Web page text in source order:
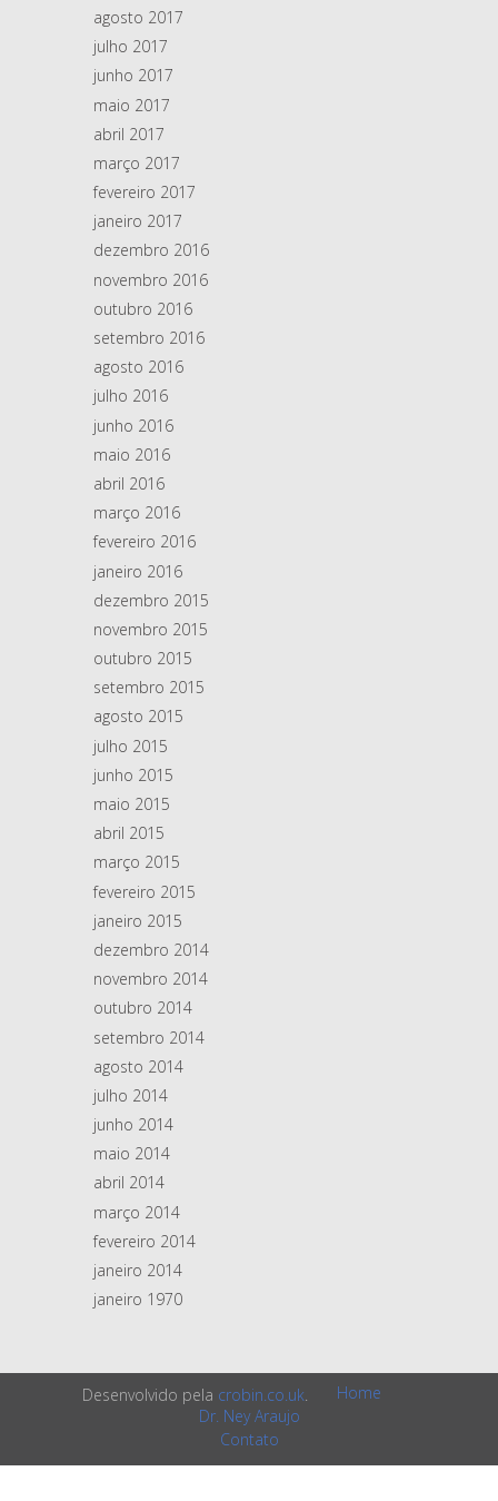
agosto 2017
julho 2017
junho 2017
maio 2017
abril 2017
março 2017
fevereiro 2017
janeiro 2017
dezembro 2016
novembro 2016
outubro 2016
setembro 2016
agosto 2016
julho 2016
junho 2016
maio 2016
abril 2016
março 2016
fevereiro 2016
janeiro 2016
dezembro 2015
novembro 2015
outubro 2015
setembro 2015
agosto 2015
julho 2015
junho 2015
maio 2015
abril 2015
março 2015
fevereiro 2015
janeiro 2015
dezembro 2014
novembro 2014
outubro 2014
setembro 2014
agosto 2014
julho 2014
junho 2014
maio 2014
abril 2014
março 2014
fevereiro 2014
janeiro 2014
janeiro 1970
Desenvolvido pela crobin.co.uk.
Home
Dr. Ney Araujo
Contato